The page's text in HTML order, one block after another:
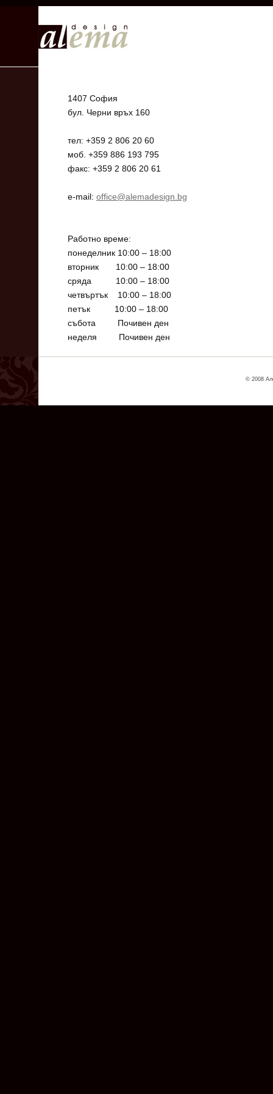
1407 София
бул. Черни връх 160
тел: +359 2 806 20 60
моб. +359 886 193 795
факс: +359 2 806 20 61
e-mail: office@alemadesign.bg
Работно време:
понеделник 10:00 – 18:00
вторник 10:00 – 18:00
сряда 10:00 – 18:00
четвъртък 10:00 – 18:00
петък 10:00 – 18:00
събота Почивен ден
неделя Почивен ден
© 2008